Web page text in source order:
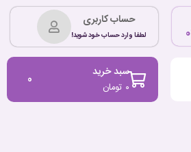
حساب کاربری
لطفا وارد حساب خود شوید!
سبد خرید
تومان ۰ 0